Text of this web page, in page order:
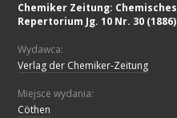
Chemiker Zeitung: Chemisches
Repertorium Jg. 10 Nr. 30 (1886)
Wydawca:
Verlag der Chemiker-Zeitung
Miejsce wydania:
Cöthen